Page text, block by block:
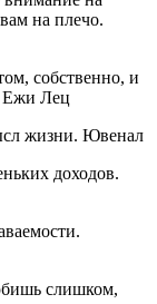
на плечо.
собственно, и
Ежи Лец
жизни. Ювенал
доходов.
слишком,